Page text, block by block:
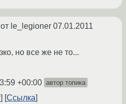
от le_legioner 07.01.2011
но все же не то...
+00:00 автор топика
Ссылка